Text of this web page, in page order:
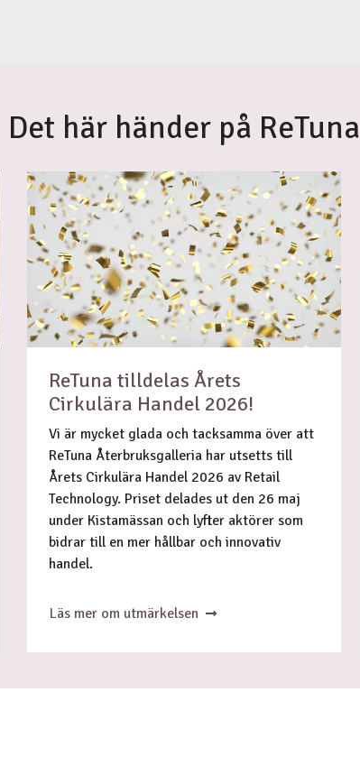
Det här händer på ReTuna
ReTuna tilldelas Årets
Cirkulära Handel 2026!
Vi är mycket glada och tacksamma över att
ReTuna Återbruksgalleria har utsetts till
Årets Cirkulära Handel 2026 av Retail
Technology. Priset delades ut den 26 maj
under Kistamässan och lyfter aktörer som
bidrar till en mer hållbar och innovativ
handel.
Läs mer om utmärkelsen